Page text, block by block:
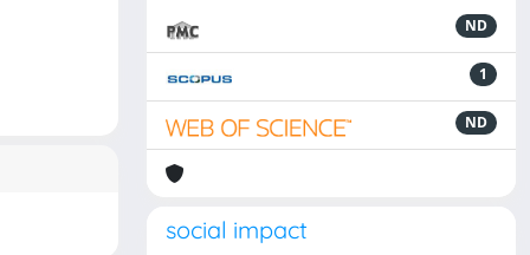
ND
1
ND
social impact